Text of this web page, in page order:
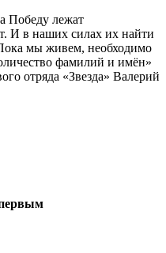
Победу лежат
И в наших силах их найти
мы живем, необходимо
фамилий и имён»
отряда «Звезда» Валерий